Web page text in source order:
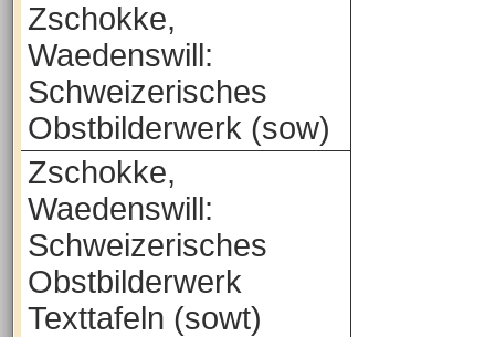
Zschokke,
Waedenswill:
Schweizerisches
Obstbilderwerk (sow)
Zschokke,
Waedenswill:
Schweizerisches
Obstbilderwerk
Texttafeln (sowt)